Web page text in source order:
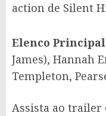
action de Silent
Elenco
James), Hannah
Templeton,
Assista ao